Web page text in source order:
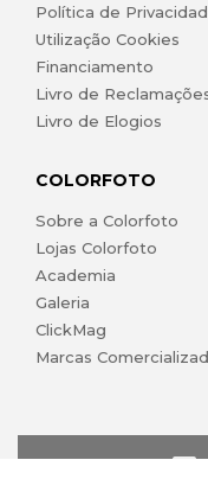
Política de
Utilização Cookies
Financiamento
Livro de
Livro de Elogios
COLORFOTO
Sobre a Colorfoto
Lojas Colorfoto
Academia
Galeria
ClickMag
Marcas